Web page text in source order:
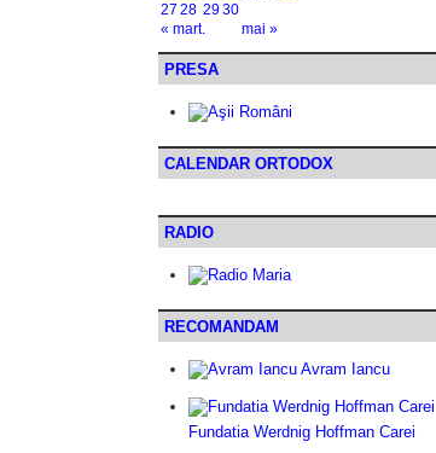
« mart. mai »
27 28 2930
PRESA
CALENDAR ORTODOX
RADIO
RECOMANDAM
Avram Iancu
Fundatia Werdnig Hoffman Carei